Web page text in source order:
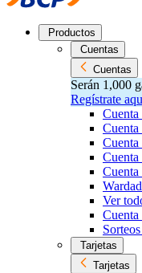
Productos
Cuentas
Cuentas
Serán 1,000
Regístrate
Cuenta
Cuenta
Ver
Cuenta
Tarjetas
Tarjetas